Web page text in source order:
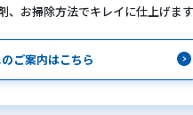
、お掃除方法でキレイに仕上げま
ご案内はこちら